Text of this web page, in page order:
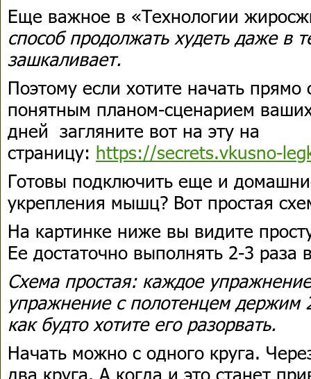
Еще важное в «Технологии
способ продолжать худеть даже в
зашкаливает.
Поэтому если хотите начать прямо
понятным планом-сценарием
дней загляните вот на эту на
страницу: https://secrets.vkusno-
Готовы подключить еще и
укрепления мышц? Вот простая
На картинке ниже вы видите
Ее достаточно выполнять 2-3 раза
Схема простая: каждое
упражнение с полотенцем держим
как будто хотите его разорвать.
Начать можно с одного круга.
два круга. А когда и это станет